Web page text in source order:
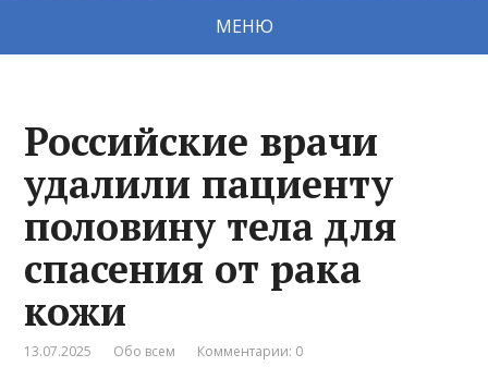
МЕНЮ
Российские врачи
удалили пациенту
половину тела для
спасения от рака
кожи
13.07.2025 Обо всем Комментарии: 0